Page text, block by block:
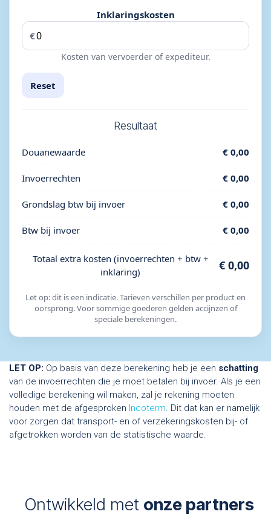
Inklaringskosten
€
Kosten van vervoerder of expediteur.
Reset
Resultaat
Douanewaarde € 0,00
Invoerrechten € 0,00
Grondslag btw bij invoer € 0,00
Btw bij invoer € 0,00
Totaal extra kosten (invoerrechten + btw +
inklaring)
€ 0,00
Let op: dit is een indicatie. Tarieven verschillen per product en
oorsprong. Voor sommige goederen gelden accijnzen of
speciale berekeningen.
LET OP: Op basis van deze berekening heb je een schatting
van de invoerrechten die je moet betalen bij invoer. Als je een
volledige berekening wil maken, zal je rekening moeten
houden met de afgesproken Incoterm. Dit dat kan er namelijk
voor zorgen dat transport- en of verzekeringskosten bij- of
afgetrokken worden van de statistische waarde.
Ontwikkeld me​t onze partners